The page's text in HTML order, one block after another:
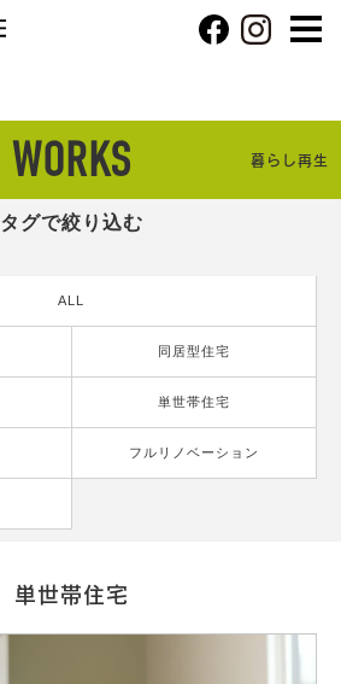
WORKS 暮らし再生
タグで絞り込む
ALL
同居型住宅
単世帯住宅
フルリノベーション
単世帯住宅